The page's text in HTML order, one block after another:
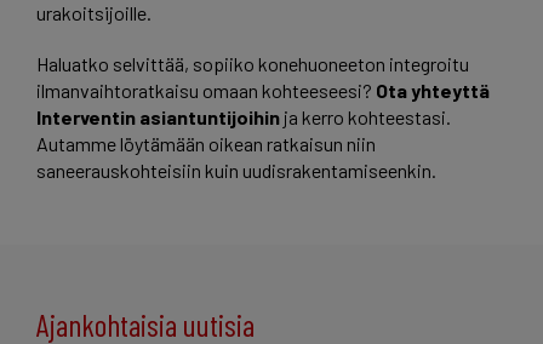
urakoitsijoille.
Haluatko selvittää, sopiiko konehuoneeton integroitu
ilmanvaihtoratkaisu omaan kohteeseesi? Ota yhteyttä
Interventin asiantuntijoihin ja kerro kohteestasi.
Autamme löytämään oikean ratkaisun niin
saneerauskohteisiin kuin uudisrakentamiseenkin.
Ajankohtaisia uutisia